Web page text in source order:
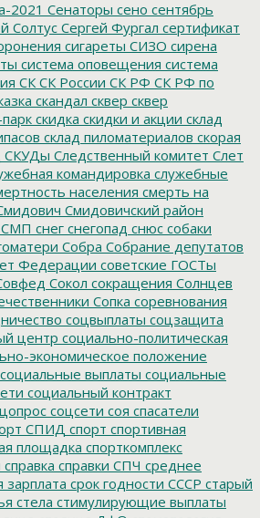
2021 Сенаторы сено сентябрь
СолтусСергей Фургал сертификат
сигареты СИЗО сирена
система оповещения система
СК СК России СК РФ СК РФ по
скандал сквер сквер
скидка скидки и акции склад
склад пиломатериалов скорая
СКУДы Следственный комитет Слет
командировка служебные
населения смерть на
Смидовичский район
СМП снег снегопад снюс собаки
Собра Собрание депутатов
Федерации советские ГОСТы
Сокол сокращения Солнцев
Сопка соревнования
соцвыплаты соцзащита
центр социально-политическая
экономическое положение
социальные выплаты социальные
социальный контракт
соцсети соя спасатели
СПИД спорт спортивная
площадка спорткомплекс
справка справки СПЧ среднее
зарплата срок годности СССР старый
стела стимулирующие выплаты